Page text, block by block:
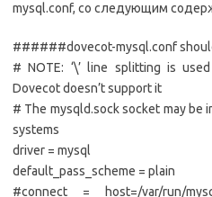
mysql.conf, со следующим
######dovecot-mysql.conf
# NOTE: ‘\’ line splitting is
Dovecot doesn’t support it
# The mysqld.sock socket may
systems
driver = mysql
default_pass_scheme = plain
#connect = host=/var/run/